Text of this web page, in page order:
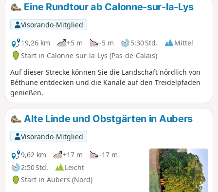
Eine Rundtour ab Calonne-sur-la-Lys
Visorando-Mitglied
19,26 km
+5 m -5 m 5:30 Std.
Mittel
Start in Calonne-sur-la-Lys (Pas-de-Calais)
Auf dieser Strecke können Sie die Landschaft nördlich von
Béthune entdecken und die Kanäle auf den Treidelpfaden
genießen.
Alte Linde und Obstgärten in Aubers
Visorando-Mitglied
9,62 km
+17 m
-17 m
2:50 Std.
Leicht
Start in Aubers (Nord)